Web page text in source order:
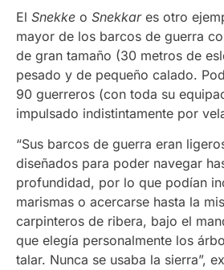
El Snekke o Snekkares otro
mayor de los barcos de guerra
de gran tamaño (30 metros de
pesado y de pequeño calado.
90 guerreros (con toda su
impulsado indistintamente por
“Sus barcos de guerra eran
diseñados para poder navegar
profundidad, por lo que podían
marismas o acercarse hasta la
carpinteros de ribera, bajo el
que elegía personalmente los
talar. Nunca se usaba la sierra”,